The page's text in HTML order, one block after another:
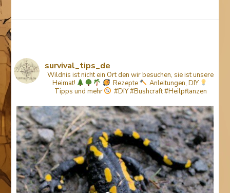
survival_tips_de
Wildnis ist nicht ein Ort den wir besuchen, sie ist unsere
Heimat!
Rezepte
Anleitungen, DIY
Tipps und mehr #DIY #Bushcraft #Heilpflanzen